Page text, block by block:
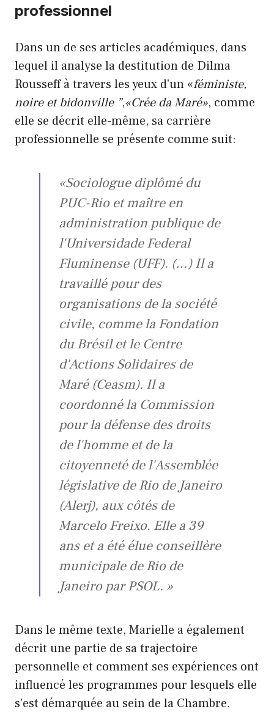
professionnel
Dans un de ses articles académiques, dans
lequel il analyse la destitution de Dilma
Rousseff à travers les yeux d'un «féministe,
noire et bidonville ”,«Crée da Maré», comme
elle se décrit elle-même, sa carrière
professionnelle se présente comme suit:
«Sociologue diplômé du
PUC-Rio et maître en
administration publique de
l'Universidade Federal
Fluminense (UFF). (…) Il a
travaillé pour des
organisations de la société
civile, comme la Fondation
du Brésil et le Centre
d'Actions Solidaires de
Maré (Ceasm). Il a
coordonné la Commission
pour la défense des droits
de l'homme et de la
citoyenneté de l'Assemblée
législative de Rio de Janeiro
(Alerj), aux côtés de
Marcelo Freixo. Elle a 39
ans et a été élue conseillère
municipale de Rio de
Janeiro par PSOL. »
Dans le même texte, Marielle a également
décrit une partie de sa trajectoire
personnelle et comment ses expériences ont
influencé les programmes pour lesquels elle
s'est démarquée au sein de la Chambre.